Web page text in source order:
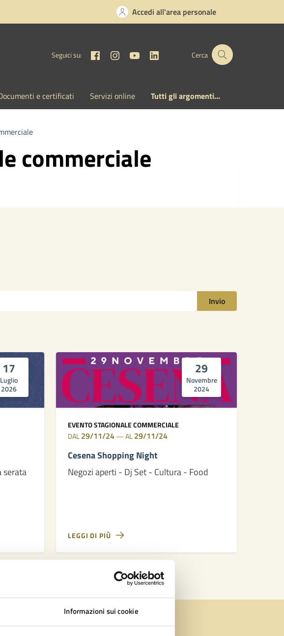
Informazioni sui cookie
Accedi all'area personale
Seguici su: FacebookInstagram
YouTubeLinkedinCerca
e certificati Servizi online Tutti gli argomenti...
commerciale
Invio
17
Luglio
2026
serata
29
Novembre
2024
EVENTO STAGIONALE COMMERCIALE
DAL29/11/24—AL29/11/24
Cesena Shopping Night
Negozi aperti - Dj Set - Cultura - Food
LEGGI DI PIÙ